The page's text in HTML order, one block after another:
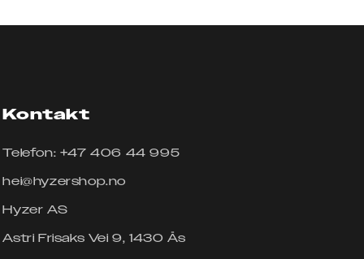
Kontakt
Telefon: +47 406 44 995
hei@hyzershop.no
Hyzer AS
Astri Frisaks Vei 9, 1430 Ås